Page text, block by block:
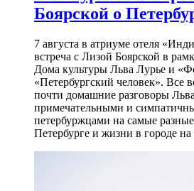
Боярской о
7 августа в атриуме отеля
встреча с Лизой Боярской в
Дома культуры Льва Лурье и
«Петербургский человек». Все
почти домашние разговоры
примечательными и
петербуржцами на самые
Петербурге и жизни в городе